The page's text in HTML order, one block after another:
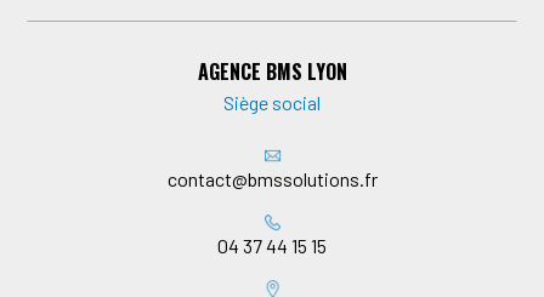
AGENCE BMS LYON
Siège social
contact@bmssolutions.fr
04 37 44 15 15